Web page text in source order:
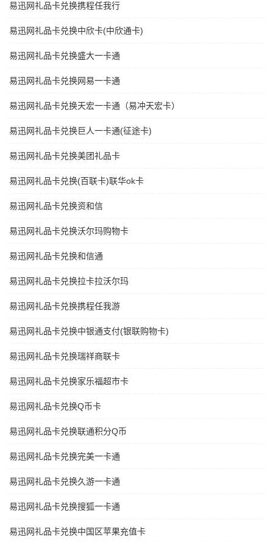
易迅网礼品卡兑换携程任我行
易迅网礼品卡兑换中欣卡(中欣通卡)
易迅网礼品卡兑换盛大一卡通
易迅网礼品卡兑换网易一卡通
易迅网礼品卡兑换天宏一卡通（易冲天宏卡）
易迅网礼品卡兑换巨人一卡通(征途卡)
易迅网礼品卡兑换美团礼品卡
易迅网礼品卡兑换(百联卡)联华ok卡
易迅网礼品卡兑换资和信
易迅网礼品卡兑换沃尔玛购物卡
易迅网礼品卡兑换和信通
易迅网礼品卡兑换拉卡拉沃尔玛
易迅网礼品卡兑换携程任我游
易迅网礼品卡兑换中银通支付(银联购物卡)
易迅网礼品卡兑换瑞祥商联卡
易迅网礼品卡兑换家乐福超市卡
易迅网礼品卡兑换Q币卡
易迅网礼品卡兑换联通积分Q币
易迅网礼品卡兑换完美一卡通
易迅网礼品卡兑换久游一卡通
易迅网礼品卡兑换搜狐一卡通
易迅网礼品卡兑换中国区苹果充值卡